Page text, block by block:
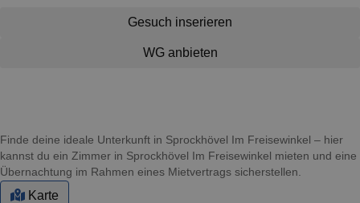
Gesuch inserieren
WG anbieten
Finde deine ideale Unterkunft in Sprockhövel Im Freisewinkel – hier
kannst du ein Zimmer in Sprockhövel Im Freisewinkel mieten und eine
Übernachtung im Rahmen eines Mietvertrags sicherstellen.
Karte